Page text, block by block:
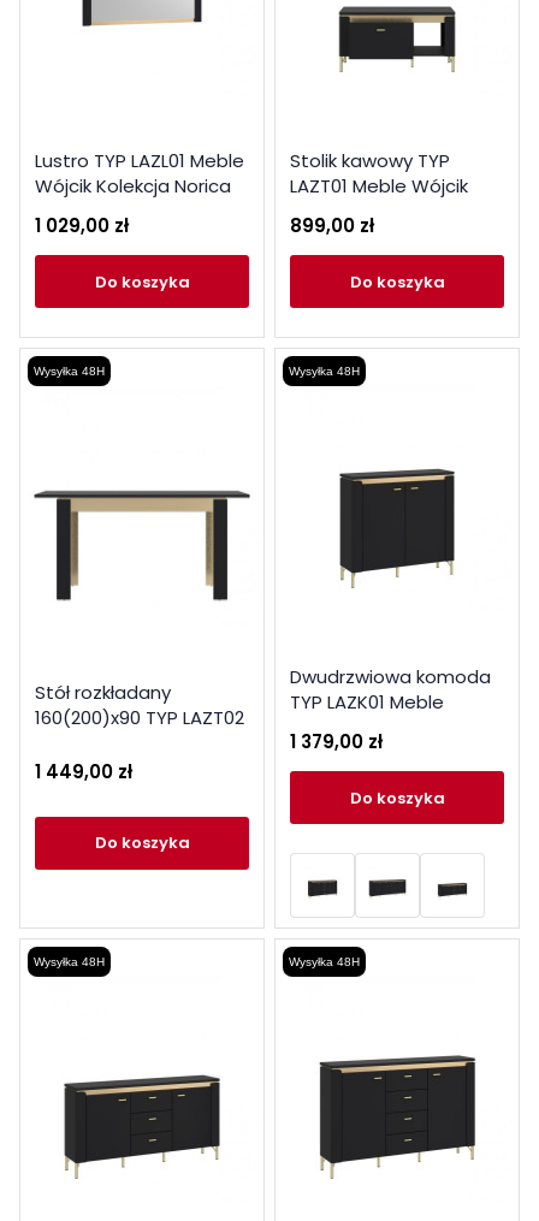
Lustro TYP LAZL01 Meble
Wójcik Kolekcja Norica
1 029,00 zł
do koszyka
Stolik kawowy TYP
LAZT01 Meble Wójcik
Kolekcja Norica
899,00 zł
do koszyka
Wysyłka 48H
Stół rozkładany
160(200)x90 TYP LAZT02
Norica
1 449,00 zł
do koszyka
Wysyłka 48H
Dwudrzwiowa komoda
TYP LAZK01 Meble
Wójcik Kolekcja Norica
1 379,00 zł
do koszyka
Wysyłka 48H Wysyłka 48H